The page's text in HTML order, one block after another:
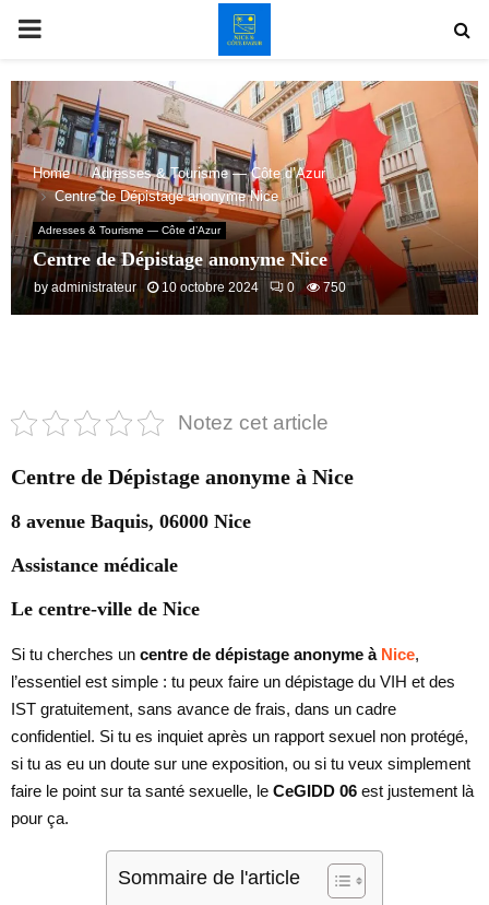
PRIMARY
MENU
Home
Adresses & Tourisme — Côte d’Azur
Centre de Dépistage anonyme Nice
Adresses & Tourisme — Côte d’Azur
Centre de Dépistage anonyme Nice
by administrateur 10 octobre 2024 0 750
Notez cet article
Centre de Dépistage anonyme à Nice
8 avenue Baquis, 06000 Nice
Assistance médicale
Le centre-ville de Nice
Si tu cherches un centre de dépistage anonyme à Nice,
l’essentiel est simple : tu peux faire un dépistage du VIH et des
IST gratuitement, sans avance de frais, dans un cadre
confidentiel. Si tu es inquiet après un rapport sexuel non protégé,
si tu as eu un doute sur une exposition, ou si tu veux simplement
faire le point sur ta santé sexuelle, le CeGIDD 06 est justement là
pour ça.
Sommaire de l'article